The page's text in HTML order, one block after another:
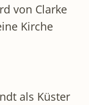
von Clarke
Kirche
als Küster